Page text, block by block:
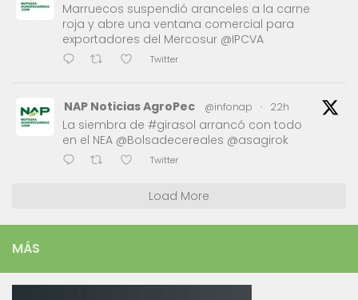
Marruecos suspendió aranceles a la carne
roja y abre una ventana comercial para
exportadores del Mercosur @IPCVA
Twitter
NAP Noticias AgroPec @infonap · 22h
La siembra de #girasol arrancó con todo
en el NEA @Bolsadecereales @asagirok
Twitter
Load More
MÁS